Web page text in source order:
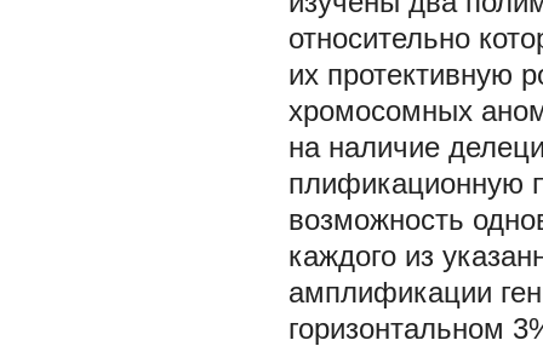
относительно
их протективную
хромосомных
на наличие
плификационную
возможность
каждого из
амплификации
горизонтальном